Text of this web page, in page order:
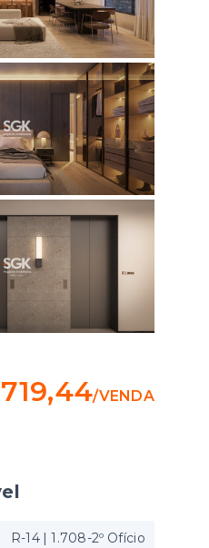
/VENDA
R-14 | 1.708-2º Ofício